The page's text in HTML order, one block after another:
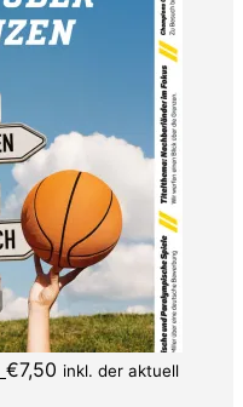
€7,50 inkl. der aktuell